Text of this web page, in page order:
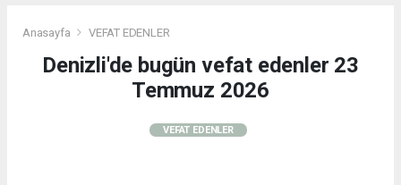
Anasayfa VEFAT EDENLER
Denizli'de bugün vefat edenler 23
Temmuz 2026
VEFAT EDENLER